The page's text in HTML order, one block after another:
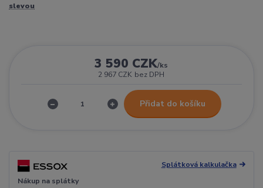
slevou
3 590 CZK/ks
2 967 CZK bez DPH
Přidat do košíku
Splátková kalkulačka
Nákup na splátky